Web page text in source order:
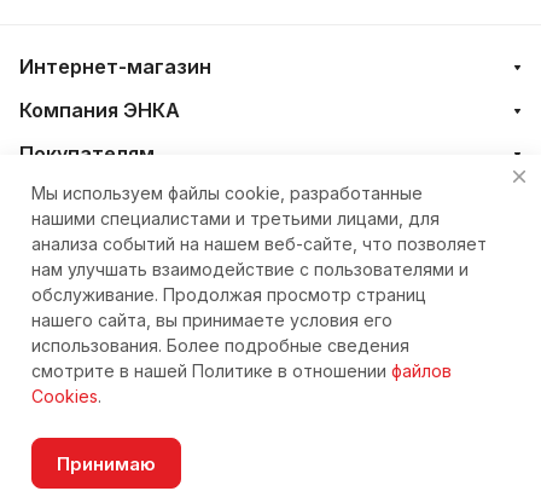
Интернет-магазин
Компания ЭНКА
Покупателям
+7 (4212) 23-33-33
eshop@nkteh.ru
© 2026 Интернет-магазин ЭНКА техника
Согласие на обработку персональных данных
Мы используем файлы cookie, разработанные
нашими специалистами и третьими лицами, для
анализа событий на нашем веб-сайте, что позволяет
нам улучшать взаимодействие с пользователями и
обслуживание. Продолжая просмотр страниц
нашего сайта, вы принимаете условия его
использования. Более подробные сведения
смотрите в нашей Политике в отношении файлов
Cookies.
Принимаю